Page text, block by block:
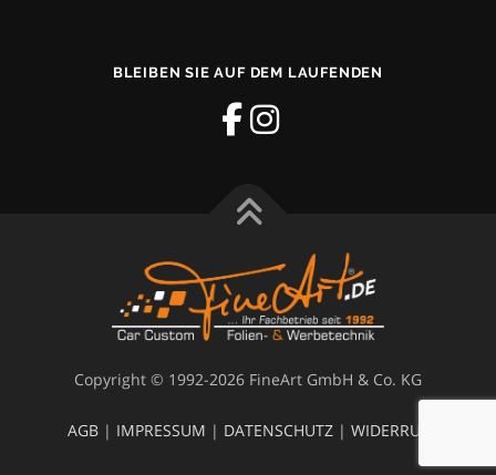
BLEIBEN SIE AUF DEM LAUFENDEN
Copyright © 1992-2026 FineArt GmbH & Co. KG
AGB | IMPRESSUM | DATENSCHUTZ | WIDERRUF